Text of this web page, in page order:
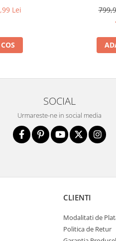
Lei
SOCIAL
Urmareste-ne in social media
CLIENTI
Modalitati de
Politica de Retur